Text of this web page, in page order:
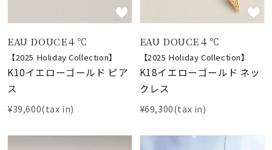
EAU DOUCE４℃
【2025 Holiday Collection】
K10イエローゴールド ピア
ス
¥39,600(tax in)
EAU DOUCE４℃
【2025 Holiday Collection】
K18イエローゴールド ネッ
クレス
¥69,300(tax in)